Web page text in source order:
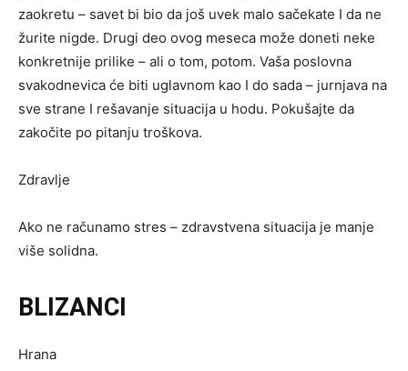
zaokretu – savet bi bio da još uvek malo sačekate I da ne
žurite nigde. Drugi deo ovog meseca može doneti neke
konkretnije prilike – ali o tom, potom. Vaša poslovna
svakodnevica će biti uglavnom kao I do sada – jurnjava na
sve strane I rešavanje situacija u hodu. Pokušajte da
zakočite po pitanju troškova.
Zdravlje
Ako ne računamo stres – zdravstvena situacija je manje
više solidna.
BLIZANCI
Hrana